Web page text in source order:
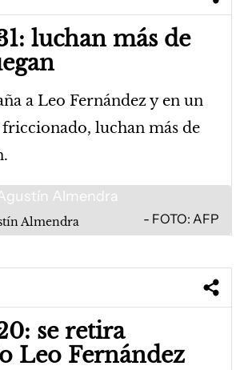
luchan más de
a Leo Fernández y en un
luchan más de
Almendra FOTO: AFP
se retira
Leo Fernández